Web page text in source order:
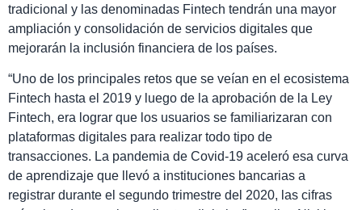
tradicional y las denominadas Fintech tendrán una mayor
ampliación y consolidación de servicios digitales que
mejorarán la inclusión financiera de los países.
“Uno de los principales retos que se veían en el ecosistema
Fintech hasta el 2019 y luego de la aprobación de la Ley
Fintech, era lograr que los usuarios se familiarizaran con
plataformas digitales para realizar todo tipo de
transacciones. La pandemia de Covid-19 aceleró esa curva
de aprendizaje que llevó a instituciones bancarias a
registrar durante el segundo trimestre del 2020, las cifras